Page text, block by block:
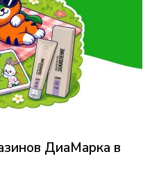
ДиаМарка в